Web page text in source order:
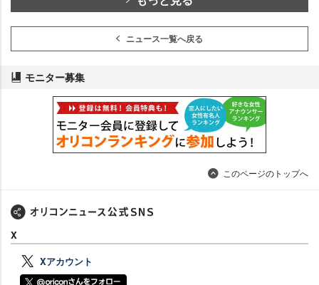
ニュース一覧へ戻る
モニター募集
このページのトップへ
X
Xアカウント